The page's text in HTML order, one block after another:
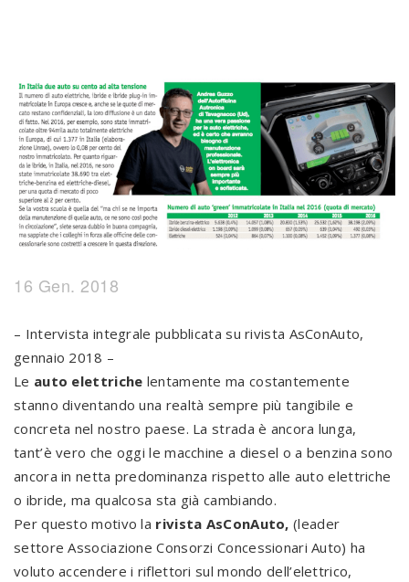
16 Gen. 2018
– Intervista integrale pubblicata su rivista AsConAuto,
gennaio 2018 –
Le auto elettriche lentamente ma costantemente
stanno diventando una realtà sempre più tangibile e
concreta nel nostro paese. La strada è ancora lunga,
tant’è vero che oggi le macchine a diesel o a benzina sono
ancora in netta predominanza rispetto alle auto elettriche
o ibride, ma qualcosa sta già cambiando.
Per questo motivo la rivista AsConAuto,(leader
settore Associazione Consorzi Concessionari Auto) ha
voluto accendere i riflettori sul mondo dell’elettrico,